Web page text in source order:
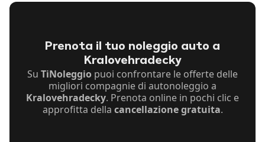
Prenota il tuo noleggio auto a
Kralovehradecky
Su TiNoleggio puoi confrontare le offerte delle
migliori compagnie di autonoleggio a
Kralovehradecky. Prenota online in pochi clic e
approfitta della cancellazione gratuita.